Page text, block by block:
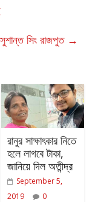
সিং রাজপুত →
রানুর সাক্ষাৎকার নিতে
হলে লাগবে টাকা,
জানিয়ে দিল অতীন্দ্র
September 5,
2019
0